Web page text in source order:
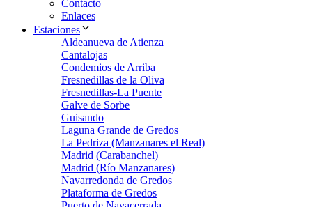
Contacto
Enlaces
Estaciones
Aldeanueva de Atienza
Cantalojas
Condemios de Arriba
Fresnedillas de la Oliva
Fresnedillas-La Puente
Galve de Sorbe
Guisando
Laguna Grande de Gredos
La Pedriza (Manzanares el Real)
Madrid (Carabanchel)
Madrid (Río Manzanares)
Navarredonda de Gredos
Plataforma de Gredos